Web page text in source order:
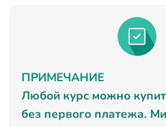
ПРИМЕЧАНИЕ
Любой курс можно
без первого платежа.